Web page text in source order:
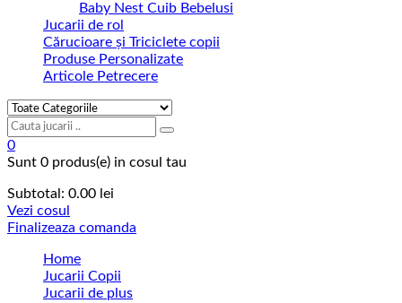
Baby Nest Cuib Bebelusi
Jucarii de rol
Cărucioare și Triciclete copii
Produse Personalizate
Articole Petrecere
0
Sunt 0 produs(e) in cosul tau
Subtotal: 0.00 lei
Vezi cosul
Finalizeaza comanda
Home
Jucarii Copii
Jucarii de plus